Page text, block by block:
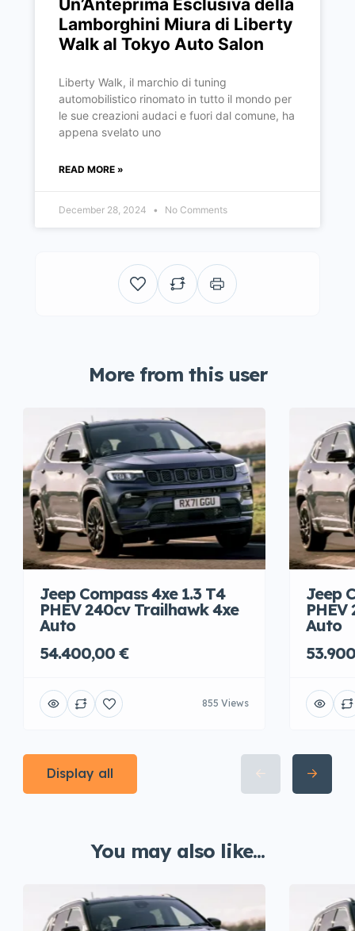
Un’Anteprima Esclusiva della
Lamborghini Miura di Liberty
Walk al Tokyo Auto Salon
Liberty Walk, il marchio di tuning
automobilistico rinomato in tutto il mondo per
le sue creazioni audaci e fuori dal comune, ha
appena svelato uno
READ MORE »
December 28, 2024 No Comments
More from this user
Jeep Compass 4xe 1.3 T4
PHEV 240cv Trailhawk 4xe
Auto
54.400,00 €
855 Views
Jeep
Auto
Display all
You may also like...